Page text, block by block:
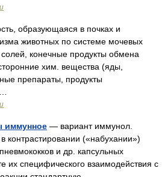
образующаяся в почках и
животных по системе мочевых
конечные продукты обмена
хим. вещества (яды,
препараты, продукты
иммунное — вариант иммунол.
контрастировании («набухании»)
и др. капсульных
их специфического взаимодействия с